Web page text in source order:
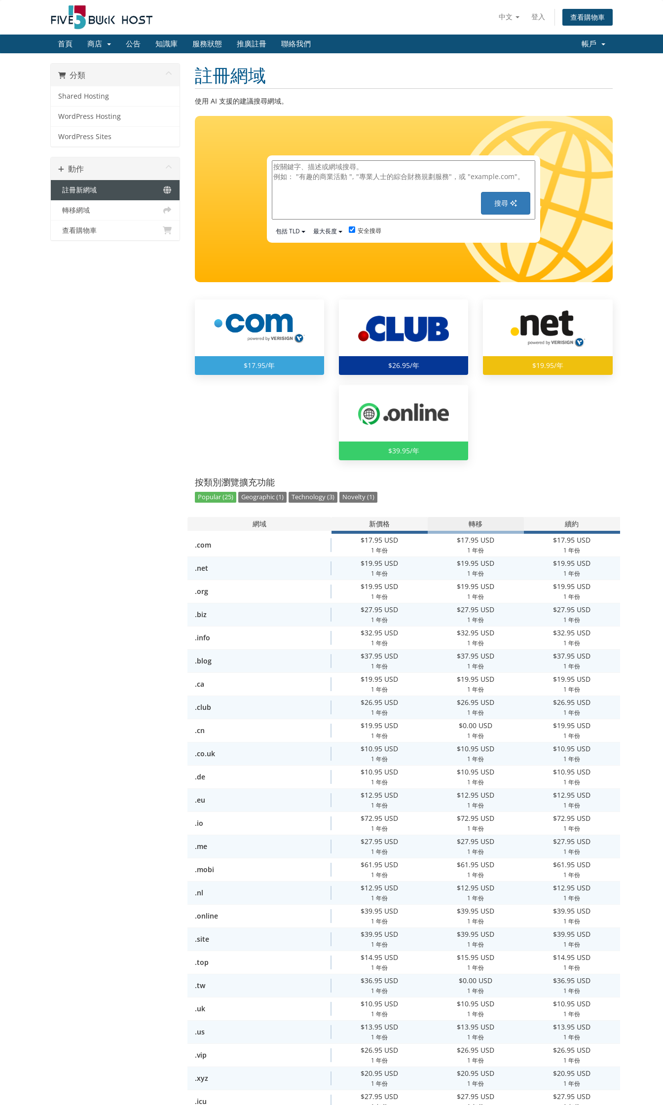
中文 登入 查看購物車
首頁 商店 公告 知識庫 服務狀態 推廣註冊 聯絡我們 帳戶
分類
Shared Hosting
WordPress Hosting
WordPress Sites
動作
註冊新網域
轉移網域
查看購物車
註冊網域
使用 AI 支援的建議搜尋網域。
搜尋
包括 TLD 最大長度 安全搜尋
$17.95/年 $26.95/年 $19.95/年
$39.95/年
按類別瀏覽擴充功能
Popular (25) Geographic (1) Technology (3) Novelty (1)
網域 新價格 轉移 續約
.com
$17.95 USD
1 年份
$17.95 USD
1 年份
$17.95 USD
1 年份
.net
$19.95 USD
1 年份
$19.95 USD
1 年份
$19.95 USD
1 年份
.org
$19.95 USD
1 年份
$19.95 USD
1 年份
$19.95 USD
1 年份
.biz
$27.95 USD
1 年份
$27.95 USD
1 年份
$27.95 USD
1 年份
.info
$32.95 USD
1 年份
$32.95 USD
1 年份
$32.95 USD
1 年份
.blog
$37.95 USD
1 年份
$37.95 USD
1 年份
$37.95 USD
1 年份
.ca
$19.95 USD
1 年份
$19.95 USD
1 年份
$19.95 USD
1 年份
.club
$26.95 USD
1 年份
$26.95 USD
1 年份
$26.95 USD
1 年份
.cn
$19.95 USD
1 年份
$0.00 USD
1 年份
$19.95 USD
1 年份
.co.uk
$10.95 USD
1 年份
$10.95 USD
1 年份
$10.95 USD
1 年份
.de
$10.95 USD
1 年份
$10.95 USD
1 年份
$10.95 USD
1 年份
.eu
$12.95 USD
1 年份
$12.95 USD
1 年份
$12.95 USD
1 年份
.io
$72.95 USD
1 年份
$72.95 USD
1 年份
$72.95 USD
1 年份
.me
$27.95 USD
1 年份
$27.95 USD
1 年份
$27.95 USD
1 年份
.mobi
$61.95 USD
1 年份
$61.95 USD
1 年份
$61.95 USD
1 年份
.nl
$12.95 USD
1 年份
$12.95 USD
1 年份
$12.95 USD
1 年份
.online
$39.95 USD
1 年份
$39.95 USD
1 年份
$39.95 USD
1 年份
.site
$39.95 USD
1 年份
$39.95 USD
1 年份
$39.95 USD
1 年份
.top
$14.95 USD
1 年份
$15.95 USD
1 年份
$14.95 USD
1 年份
.tw
$36.95 USD
1 年份
$0.00 USD
1 年份
$36.95 USD
1 年份
.uk
$10.95 USD
1 年份
$10.95 USD
1 年份
$10.95 USD
1 年份
.us
$13.95 USD
1 年份
$13.95 USD
1 年份
$13.95 USD
1 年份
.vip
$26.95 USD
1 年份
$26.95 USD
1 年份
$26.95 USD
1 年份
.xyz
$20.95 USD
1 年份
$20.95 USD
1 年份
$20.95 USD
1 年份
.icu
$27.95 USD $27.95 USD $27.95 USD